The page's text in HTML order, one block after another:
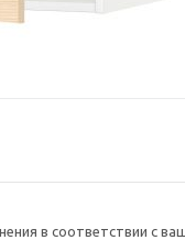
в соответствии с